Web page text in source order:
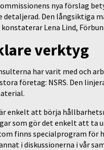
nya förslag
detaljerad. Den långsiktiga
konstaterar Lena Lind,
verktyg
har varit med och
företag: NSRS. Den
enkelt att börja
som gör det enkelt att ta
finns specialprogram för
i diskussionerna i vår